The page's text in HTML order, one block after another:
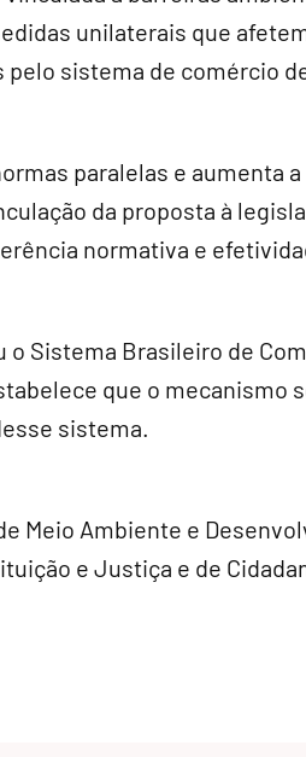
unilaterais que
sistema de comércio
paralelas e aumenta
da proposta à
normativa e
Sistema Brasileiro de
que o mecanismo
sistema.
Meio Ambiente e
e Justiça e de